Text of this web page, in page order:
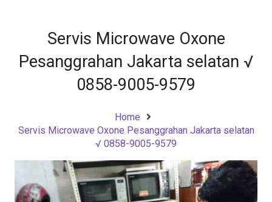
Servis Microwave Oxone
Pesanggrahan Jakarta selatan √
0858-9005-9579
Home
Servis Microwave Oxone Pesanggrahan Jakarta selatan
√ 0858-9005-9579